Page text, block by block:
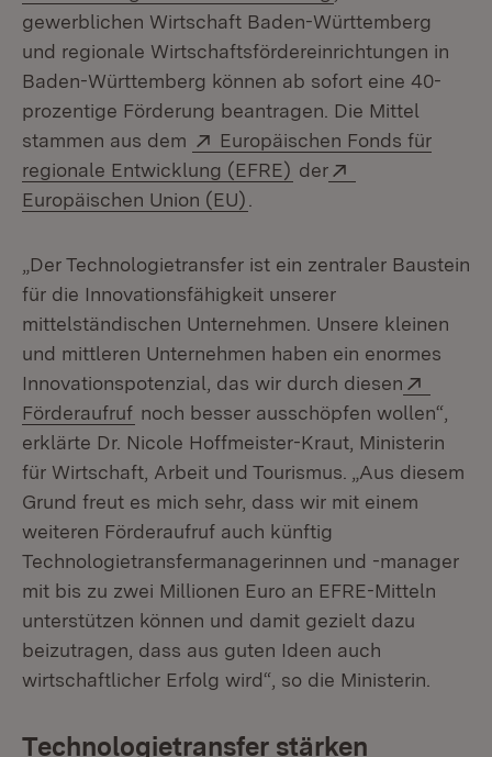
gewerblichen Wirtschaft Baden-Württemberg
und regionale Wirtschaftsfördereinrichtungen in
Baden-Württemberg können ab sofort eine 40-
prozentige Förderung beantragen. Die Mittel
stammen aus dem
Extern:
Europäischen Fonds für
regionale Entwicklung (EFRE) (Öffnet in neuem
der
Europäischen Union (EU)
„Der Technologietransfer ist ein zentraler Baustein
für die Innovationsfähigkeit unserer
mittelständischen Unternehmen. Unsere kleinen
und mittleren Unternehmen haben ein enormes
Innovationspotenzial, das wir durch diesen
Förderaufruf (Öffnet in neuem Fenster)
noch besser ausschöpfen wollen“,
erklärte Dr. Nicole Hoffmeister-Kraut, Ministerin
für Wirtschaft, Arbeit und Tourismus. „Aus diesem
Grund freut es mich sehr, dass wir mit einem
weiteren Förderaufruf auch künftig
Technologietransfermanagerinnen und -manager
mit bis zu zwei Millionen Euro an EFRE-Mitteln
unterstützen können und damit gezielt dazu
beizutragen, dass aus guten Ideen auch
wirtschaftlicher Erfolg wird“, so die Ministerin.
Technologietransfer stärken